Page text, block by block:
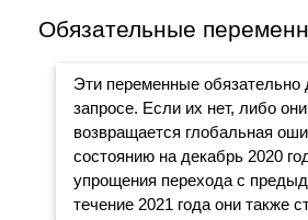
Обязательные
Эти переменные обязательно
запросе. Если их нет, либо
возвращается глобальная
состоянию на декабрь 2020
упрощения перехода с
течение 2021 года они также